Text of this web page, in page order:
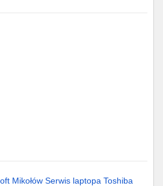
Mikołów Serwis laptopa Toshiba